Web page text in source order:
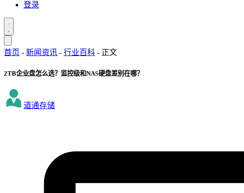
登录
首页 - 新闻资讯 - 行业百科 - 正文
2TB企业盘怎么选？监控级和NAS硬盘差别在哪？
道通存储